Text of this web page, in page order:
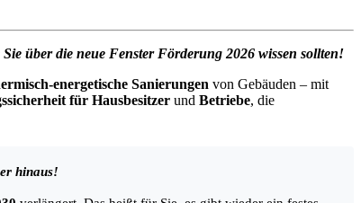
über die neue Fenster Förderung 2026 wissen sollten!
energetische Sanierungen von Gebäuden – mit
für Hausbesitzer und Betriebe, die
hinaus!